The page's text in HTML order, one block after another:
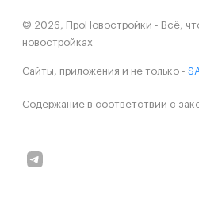
© 2026, ПроНовостройки - Всё,
новостройках
Сайты, приложения и не только -
Содержание в соответствии с